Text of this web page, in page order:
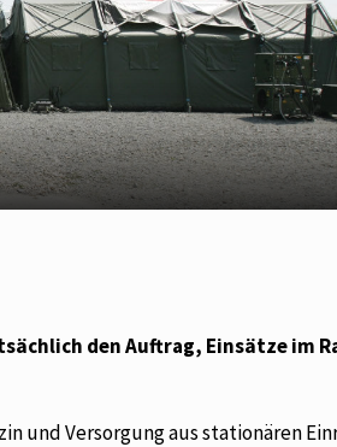
den Auftrag, Einsätze im
und Versorgung aus stationären